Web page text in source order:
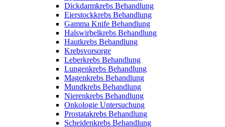
Dickdarmkrebs Behandlung
Eierstockkrebs Behandlung
Gamma Knife Behandlung
Halswirbelkrebs Behandlung
Hautkrebs Behandlung
Krebsvorsorge
Leberkrebs Behandlung
Lungenkrebs Behandlung
Magenkrebs Behandlung
Mundkrebs Behandlung
Nierenkrebs Behandlung
Onkologie Untersuchung
Prostatakrebs Behandlung
Scheidenkrebs Behandlung